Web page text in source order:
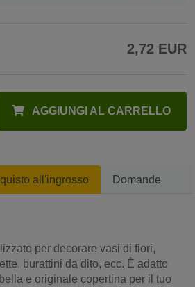
2,72 EUR
AGGIUNGI AL CARRELLO
all'ingrosso Domande
per decorare vasi di fiori,
burattini da dito, ecc. È adatto
e originale copertina per il tuo